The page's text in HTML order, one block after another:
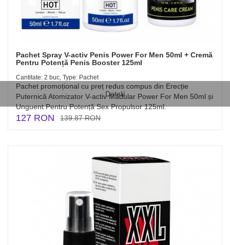
Detalii
Pachet Spray V-activ Penis Power For Men 50ml + Cremă
Pentru Potență Penis Booster 125ml
Cantitate: 2 buc, Type: Pachet
Pachet promoțional cu preț redus compus din Erecție
Puternică Atomizator V-activ Mădular Power For Men 50ml și
Unguent Pentru Potență Sex Propulsor 125ml.
127 RON 139.87 RON